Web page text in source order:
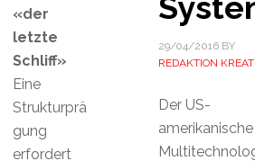
29/04/2016BY
REDAKTION
Der US-
amerikanische
«der
letzte
Schliff»
Eine
Strukturprä
gung
erfordert